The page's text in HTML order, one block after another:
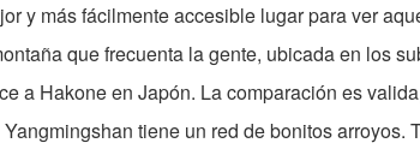
y más fácilmente accesible lugar para ver
que frecuenta la gente, ubicada en los
a Hakone en Japón. La comparación es
tiene un red de bonitos arroyos.